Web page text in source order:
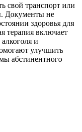
свой транспорт или
Документы не
здоровья для
терапия включает
и
улучшить
абстинентного